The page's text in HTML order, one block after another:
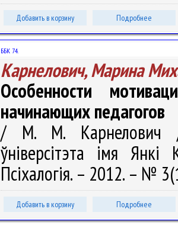
Добавить в корзину Подробнее
ББК 74.
Карнелович, Марина
Особенности
начинающих педагогов
/ М. М. Карнелович //
ўніверсітэта імя Янкі
Псіхалогія. – 2012. – №
Добавить в корзину Подробнее